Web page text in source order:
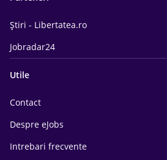
Știri - Libertatea.ro
Jobradar24
Utile
Contact
Despre eJobs
Intrebari frecvente